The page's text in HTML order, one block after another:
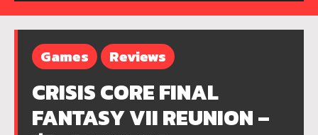
Games Reviews
CRISIS CORE FINAL
FANTASY VII REUNION –